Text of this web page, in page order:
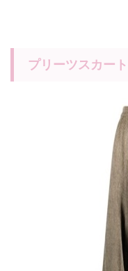
プリーツスカート